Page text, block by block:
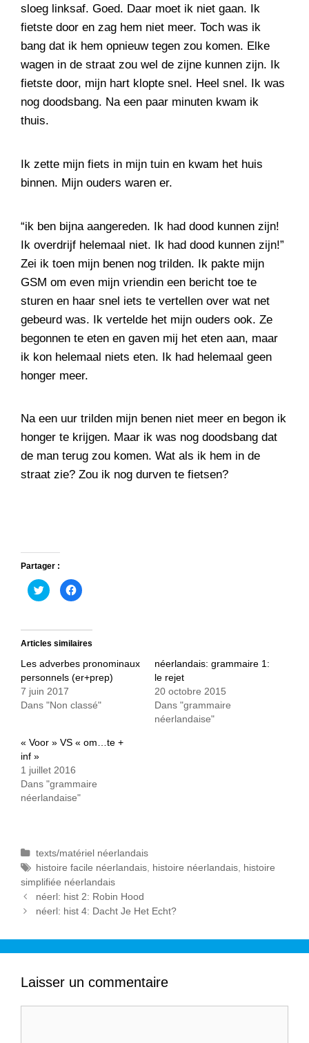
sloeg linksaf. Goed. Daar moet ik niet gaan. Ik
fietste door en zag hem niet meer. Toch was ik
bang dat ik hem opnieuw tegen zou komen. Elke
wagen in de straat zou wel de zijne kunnen zijn. Ik
fietste door, mijn hart klopte snel. Heel snel. Ik was
nog doodsbang. Na een paar minuten kwam ik
thuis.
Ik zette mijn fiets in mijn tuin en kwam het huis
binnen. Mijn ouders waren er.
“ik ben bijna aangereden. Ik had dood kunnen zijn!
Ik overdrijf helemaal niet. Ik had dood kunnen zijn!”
Zei ik toen mijn benen nog trilden. Ik pakte mijn
GSM om even mijn vriendin een bericht toe te
sturen en haar snel iets te vertellen over wat net
gebeurd was. Ik vertelde het mijn ouders ook. Ze
begonnen te eten en gaven mij het eten aan, maar
ik kon helemaal niets eten. Ik had helemaal geen
honger meer.
Na een uur trilden mijn benen niet meer en begon ik
honger te krijgen. Maar ik was nog doodsbang dat
de man terug zou komen. Wat als ik hem in de
straat zie? Zou ik nog durven te fietsen?
Partager :
C
l
e
p
u
r
p
a
r
t
s
T
w
t
t
v
e
d
a
n
s
u
u
l
l
C
l
e
z
p
u
r
p
t
a
s
c
e
u
r
e
d
a
n
s
o
e
l
Articles similaires
Les adverbes pronominaux
personnels (er+prep)
7 juin 2017
Dans "Non classé"
néerlandais: grammaire 1:
le rejet
20 octobre 2015
Dans "grammaire
néerlandaise"
« Voor » VS « om…te +
inf »
1 juillet 2016
Dans "grammaire
néerlandaise"
Catégories
texts/matériel néerlandais
Mots-
clés
histoire facile néerlandais, histoire néerlandais, histoire
simplifiée néerlandais
Navigation
de
néerl: hist 2: Robin Hood
néerl: hist 4: Dacht Je Het Echt?
Laisser un commentaire